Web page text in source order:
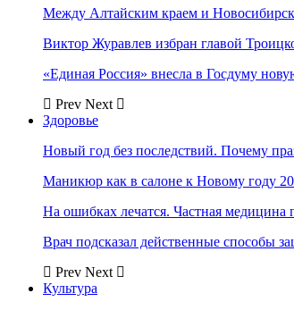
Между Алтайским краем и
Виктор Журавлев избран главой
«Единая Россия» внесла в Госдуму
Prev Next
Здоровье
Новый год без последствий. Почему
Маникюр как в салоне к Новому году
На ошибках лечатся. Частная
Врач подсказал действенные способы
Prev Next
Культура